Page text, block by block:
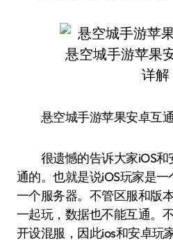
悬空城手游苹果安卓互
很遗憾的告诉大家iOS和
通的。也就是说iOS玩家是
一个服务器。不管区服和版
一起玩，数据也不能互通。
开设混服，因此ios和安卓玩